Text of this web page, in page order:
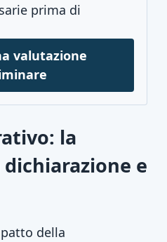
prima di
valutazione
la
e
della